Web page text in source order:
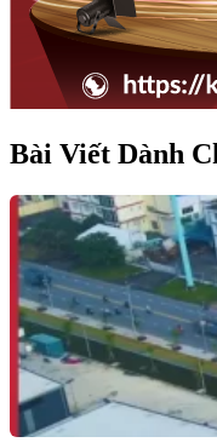
Bài Viết Dành